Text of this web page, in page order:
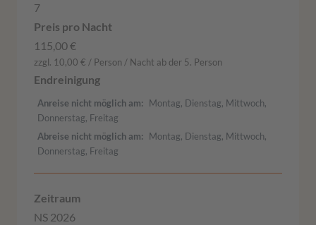
7
115,00 €
zzgl. 10,00 € / Person / Nacht ab der 5. Person
Anreise nicht möglich am
Montag, Dienstag, Mittwoch,
Donnerstag, Freitag
Abreise nicht möglich am
Montag, Dienstag, Mittwoch,
Donnerstag, Freitag
NS 2026